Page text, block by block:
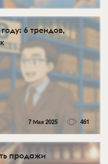
6 трендов,
7 Мая 2025 461
продажи